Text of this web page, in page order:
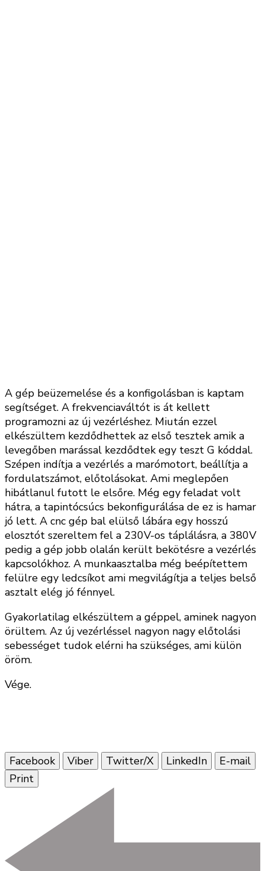
A gép beüzemelése és a konfigolásban is kaptam
segítséget. A frekvenciaváltót is át kellett
programozni az új vezérléshez. Miután ezzel
elkészültem kezdődhettek az első tesztek amik a
levegőben marással kezdődtek egy teszt G kóddal.
Szépen indítja a vezérlés a marómotort, beállítja a
fordulatszámot, előtolásokat. Ami meglepően
hibátlanul futott le elsőre. Még egy feladat volt
hátra, a tapintócsúcs bekonfigurálása de ez is hamar
jó lett. A cnc gép bal elülső lábára egy hosszú
elosztót szereltem fel a 230V-os táplálásra, a 380V
pedig a gép jobb olalán került bekötésre a vezérlés
kapcsolókhoz. A munkaasztalba még beépítettem
felülre egy ledcsíkot ami megvilágítja a teljes belső
asztalt elég jó fénnyel.
Gyakorlatilag elkészültem a géppel, aminek nagyon
örültem. Az új vezérléssel nagyon nagy előtolási
sebességet tudok elérni ha szükséges, ami külön
öröm.
Vége.
Facebook Viber Twitter/X LinkedIn
E-mail
Print